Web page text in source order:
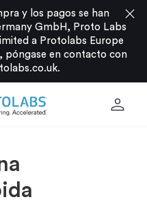
y los pagos se han
GmbH, Proto Labs
a Protolabs Europe
póngase en contacto con
.
close
person